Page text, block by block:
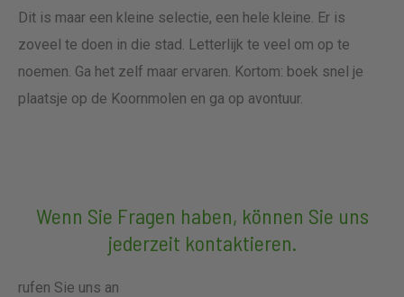
Dit is maar een kleine selectie, een hele kleine. Er is
zoveel te doen in die stad. Letterlijk te veel om op te
noemen. Ga het zelf maar ervaren. Kortom: boek snel je
plaatsje op de Koornmolen en ga op avontuur.
Wenn Sie Fragen haben, können Sie uns
jederzeit kontaktieren.
rufen Sie uns an